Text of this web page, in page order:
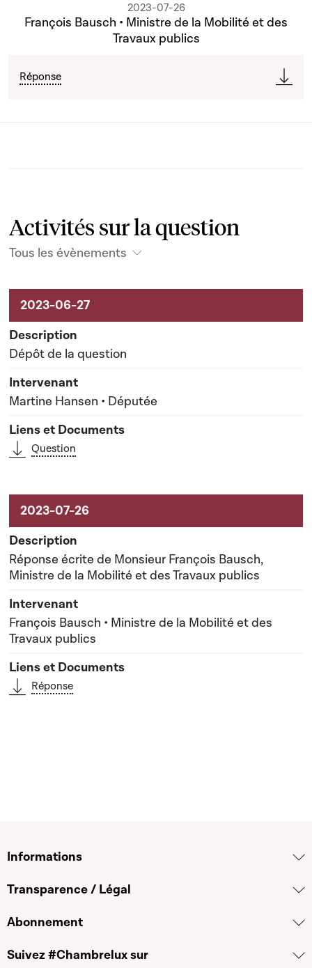
2023-07-26
François Bausch • Ministre de la Mobilité et des
Travaux publics
Réponse
Activités sur la question
Tous les évènements
Activités liées au dossier
Dépôt de la question
Martine Hansen • Députée
Question
Réponse écrite de Monsieur François Bausch,
Ministre de la Mobilité et des Travaux publics
François Bausch • Ministre de la Mobilité et des
Travaux publics
Réponse
Informations
Transparence / Légal
Abonnement
Suivez #Chambrelux sur